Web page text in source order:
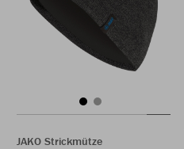
JAKO Strickmütze